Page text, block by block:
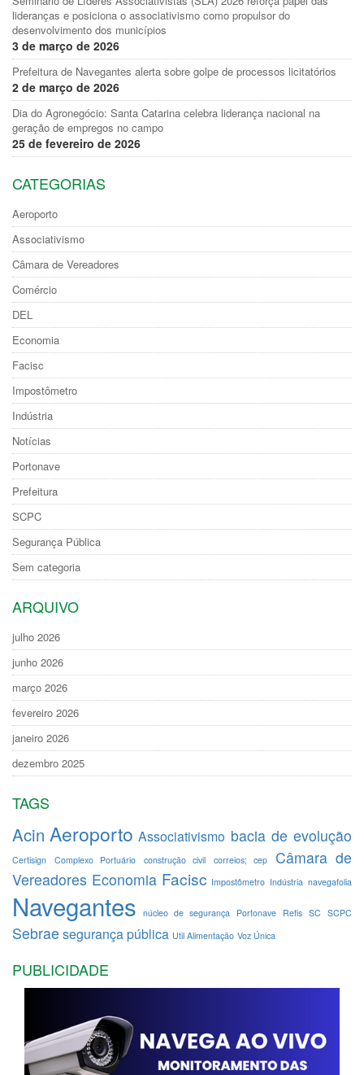
lideranças e posiciona o associativismo como propulsor do
desenvolvimento dos municípios
3 de março de 2026
Prefeitura de Navegantes alerta sobre golpe de processos licitatórios
2 de março de 2026
Dia do Agronegócio: Santa Catarina celebra liderança nacional na
geração de empregos no campo
25 de fevereiro de 2026
CATEGORIAS
Aeroporto
Associativismo
Câmara de Vereadores
Comércio
DEL
Economia
Facisc
Impostômetro
Indústria
Notícias
Portonave
Prefeitura
SCPC
Segurança Pública
Sem categoria
ARQUIVO
julho 2026
junho 2026
março 2026
fevereiro 2026
janeiro 2026
dezembro 2025
TAGS
Acin Aeroporto Associativismo bacia de evolução
Certisign Complexo Portuário construção civil correios; cep
Câmara de
Vereadores Economia Facisc Impostômetro Indústria navegafolia
Navegantes núcleo de segurança Portonave Refis SC SCPC
Sebrae segurança pública Util Alimentação Voz Única
PUBLICIDADE